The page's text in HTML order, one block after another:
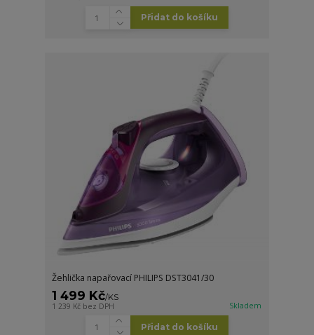
Přidat do košíku
Žehlička napařovací PHILIPS DST3041/30
1 499 Kč/KS
1 239 Kč bez DPH Skladem
Přidat do košíku